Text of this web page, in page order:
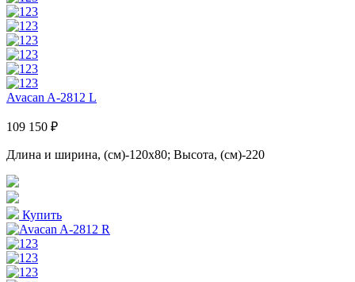
Avacan A-2812 L
109 150 ₽
Длина и ширина, (см)-120x80; Высота, (см)-220
Купить